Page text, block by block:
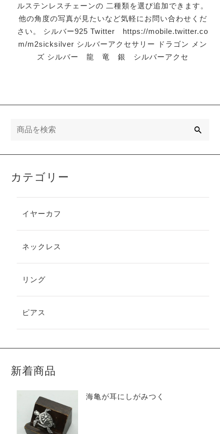
ルステンレスチェーンの 二種類を選び追加できます。
他の角度の写真が見たいなど気軽にお問い合わせくだ
さい。 シルバー925 Twitter https://mobile.twitter.co
m/m2sicksilver シルバーアクセサリー ドラゴン メン
ズ シルバー 龍 竜 銀 シルバーアクセ
カテゴリー
イヤーカフ
ネックレス
リング
ピアス
新着商品
海亀が耳にしがみつく